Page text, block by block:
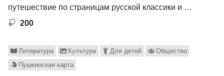
путешествие по страницам русской классики и …
200
Литература Культура Для детей
Общество
Пушкинская карта